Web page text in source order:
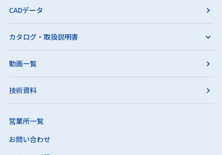
CADデータ
カタログ・取扱説明書
動画一覧
技術資料
営業所一覧
お問い合わせ